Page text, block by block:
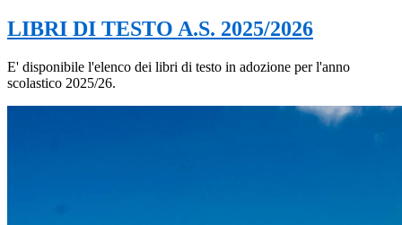
LIBRI DI TESTO A.S. 2025/2026
E' disponibile l'elenco dei libri di testo in adozione per l'anno
scolastico 2025/26.